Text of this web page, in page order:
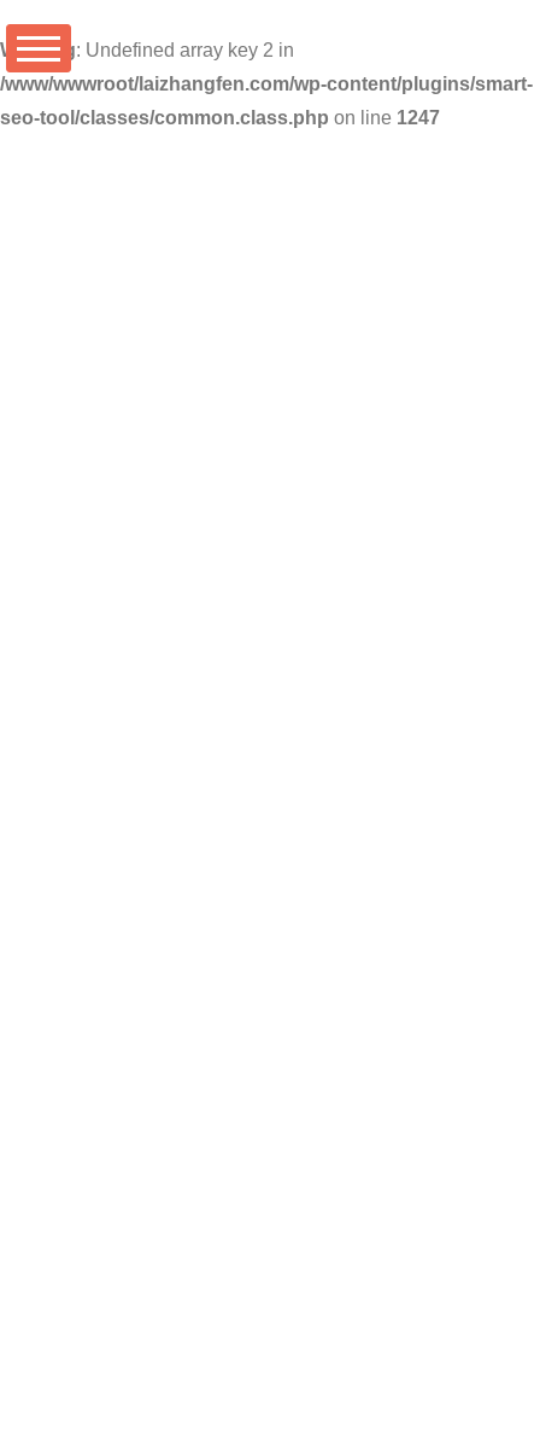
Warning: Undefined array key 2 in
/www/wwwroot/laizhangfen.com/wp-content/plugins/smart-
seo-tool/classes/common.class.php on line 1247